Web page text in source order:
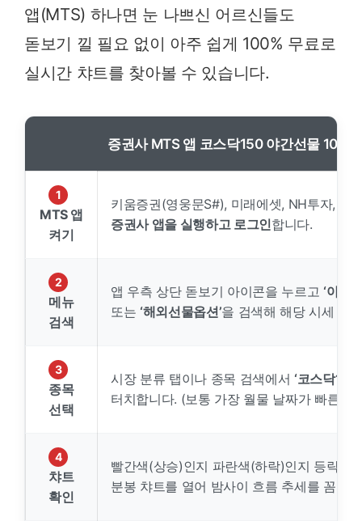
앱(MTS) 하나면 눈 나쁘신 어르신들도
돋보기 낄 필요 없이 아주 쉽게 100% 무료로
실시간 챠트를 찾아볼 수 있습니다.
증권사 MTS 앱 코스닥150 야간선물 10초
1
MTS 앱
켜기
키움증권(영웅문S#), 미래에셋, NH투자, 삼
증권사 앱을 실행하고 로그인합니다.
2
메뉴
검색
앱 우측 상단 돋보기 아이콘을 누르고 ‘야간
또는 ‘해외선물옵션’을 검색해 해당 시세 메
3
종목
선택
시장 분류 탭이나 종목 검색에서 ‘코스닥150
터치합니다. (보통 가장 월물 날짜가 빠른 최
4
챠트
확인
빨간색(상승)인지 파란색(하락)인지 등락률
분봉 챠트를 열어 밤사이 흐름 추세를 꼼꼼